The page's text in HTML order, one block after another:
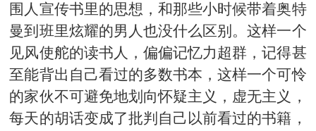
围人宣传书里的思想，和那些小时候带着奥特
曼到班里炫耀的男人也没什么区别。这样一个
见风使舵的读书人，偏偏记忆力超群，记得甚
至能背出自己看过的多数书本，这样一个可怜
的家伙不可避免地划向怀疑主义，虚无主义，
每天的胡话变成了批判自己以前看过的书籍，